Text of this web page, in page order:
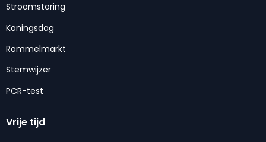
Stroomstoring
Koningsdag
Rommelmarkt
Stemwijzer
PCR-test
Vrije tijd